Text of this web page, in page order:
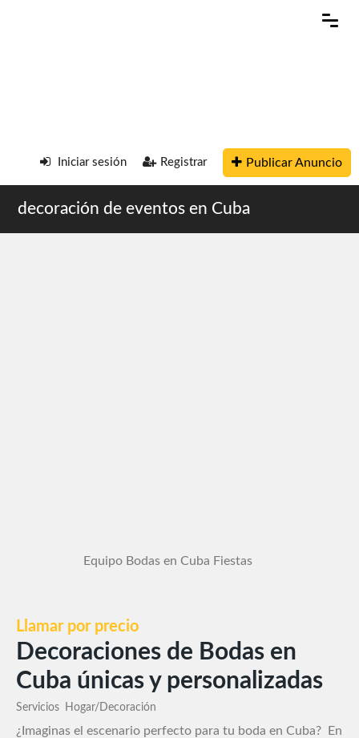
Iniciar sesión Registrar Publicar Anuncio
decoración de eventos en Cuba
Equipo Bodas en Cuba Fiestas
Llamar por precio
Decoraciones de Bodas en
Cuba únicas y personalizadas
Servicios Hogar/Decoración
¿Imaginas el escenario perfecto para tu boda en Cuba? En